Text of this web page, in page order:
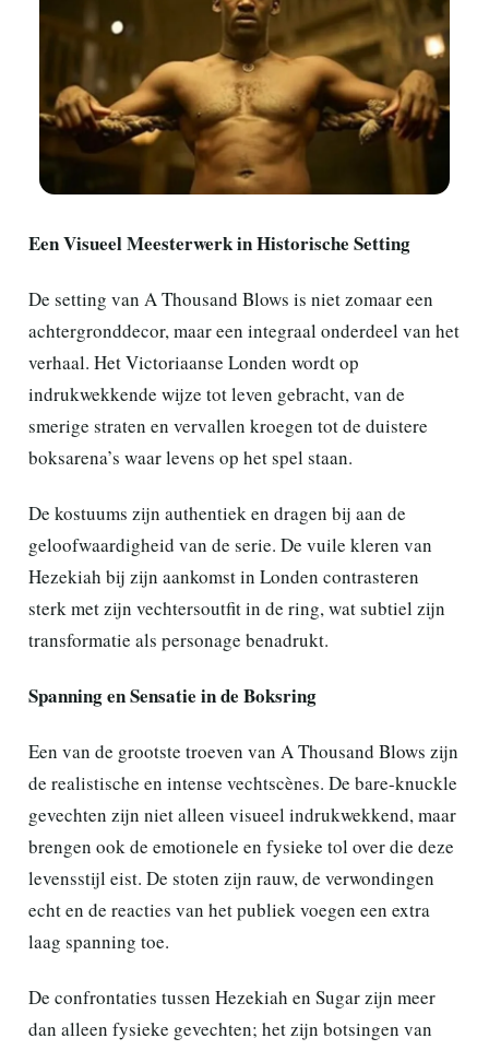
Een Visueel Meesterwerk in Historische Setting
De setting van A Thousand Blows is niet zomaar een
achtergronddecor, maar een integraal onderdeel van het
verhaal. Het Victoriaanse Londen wordt op
indrukwekkende wijze tot leven gebracht, van de
smerige straten en vervallen kroegen tot de duistere
boksarena’s waar levens op het spel staan.
De kostuums zijn authentiek en dragen bij aan de
geloofwaardigheid van de serie. De vuile kleren van
Hezekiah bij zijn aankomst in Londen contrasteren
sterk met zijn vechtersoutfit in de ring, wat subtiel zijn
transformatie als personage benadrukt.
Spanning en Sensatie in de Boksring
Een van de grootste troeven van A Thousand Blows zijn
de realistische en intense vechtscènes. De bare-knuckle
gevechten zijn niet alleen visueel indrukwekkend, maar
brengen ook de emotionele en fysieke tol over die deze
levensstijl eist. De stoten zijn rauw, de verwondingen
echt en de reacties van het publiek voegen een extra
laag spanning toe.
De confrontaties tussen Hezekiah en Sugar zijn meer
dan alleen fysieke gevechten; het zijn botsingen van